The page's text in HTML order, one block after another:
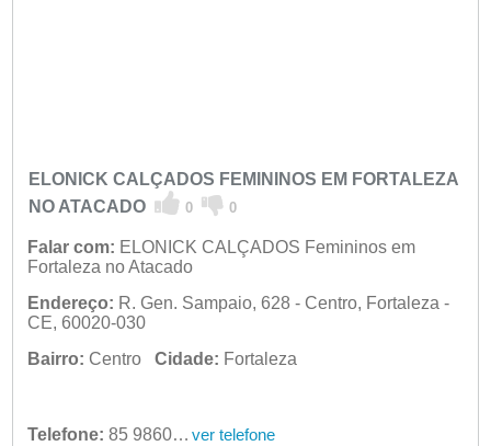
ELONICK CALÇADOS FEMININOS EM FORTALEZA
NO ATACADO
0 0
Falar com: ELONICK CALÇADOS Femininos em
Fortaleza no Atacado
Endereço: R. Gen. Sampaio, 628 - Centro, Fortaleza -
CE, 60020-030
Bairro: Centro Cidade: Fortaleza
Telefone: 85 98605-0766 ver telefone